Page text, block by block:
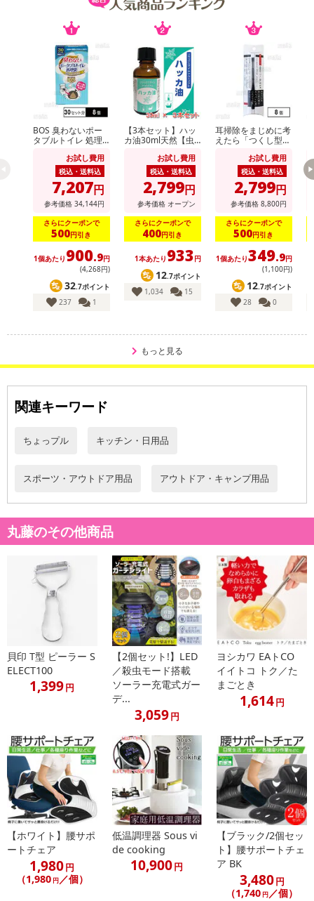
折り畳み式の踏み台。天板はすべり止めがほどこされているので安
心。
使わないときはたためるので省スペース。
丈夫なハニカム構造。
運動会などの学校行事や、洗車など、踏み台だけでなく幅広く使用
セノビー 22cm
耐荷重量：約 150kg
セノビー 39cm
・原産国（最終加工地）：中国
・原材料/材質/素材：PP、合成ゴム
・商品カラー：ブラック
・商品サイズ：
セノビー22cm
天板サイズ/290x220mm
使用時（320×250×220mm）
セノビー39cm
BOS 臭わないポー
タブルトイレ 処理
お試し費用
税込・送料込
7,207円
参考価格 34,144円
さらにクーポンで
500円引き
1個あたり 900.9円
(4,268円)
32.7ポイント
237
1
【3本セット】ハッ
カ油30ml天然【虫
【アロマに】【バス
タイムに】【花粉対
お試し費用
税込・送料込
2,799円
参考価格 オープン
さらにクーポンで
400円引き
1本あたり 933円
12.7ポイント
1,034
15
耳掃除をまじめに考
えたら「つくし型」
お試し費用
税込・送料込
2,799円
参考価格 8,800円
さらにクーポンで
500円引き
1個あたり349.9円
(1,100円)
12.7ポイント
28
0
もっと見る
関連キーワード
ちょっプル キッチン・日用品
スポーツ・アウトドア用品 アウトドア・キャンプ用品
丸藤のその他商品
貝印 T型 ピーラー S
ELECT100
1,399円
【2個セット!】LED
／殺虫モード搭載
ソーラー充電式ガー
デ...
3,059円
ヨシカワ EAトCO
イイトコ トク／た
まごとき
1,614円
【ホワイト】腰サポ
ートチェア
1,980円
（1,980 円／個）
低温調理器 Sous vi
de cooking
10,900円
【ブラック/2個セッ
ト】腰サポートチェ
ア BK
3,480円
（1,740 円／個）